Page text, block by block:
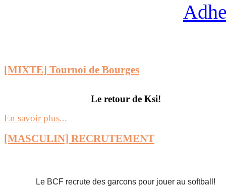
[MIXTE] Tournoi de Bourges
Le retour de Ksi!
En savoir plus...
[MASCULIN] RECRUTEMENT
Le BCF recrute des garcons pour jouer au softball!